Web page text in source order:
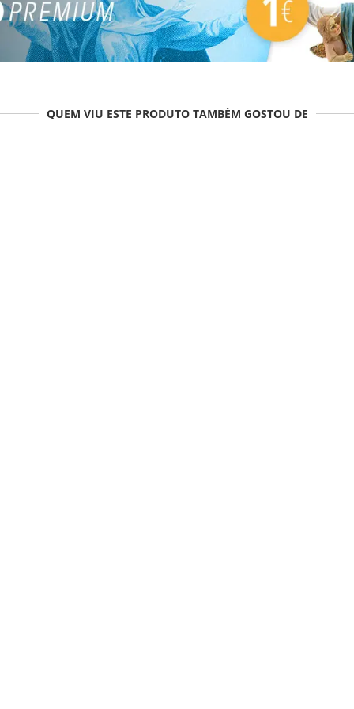
QUEM VIU ESTE PRODUTO TAMBÉM GOSTOU DE